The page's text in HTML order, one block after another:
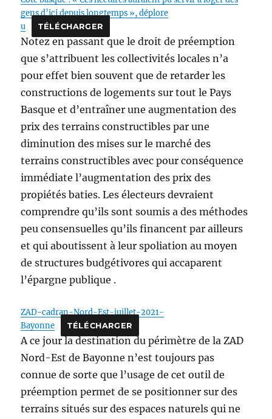
gens d’ici depuis longtemps », déplore
u
TÉLÉCHARGER
Notez en passant que le droit de préemption
que s’attribuent les collectivités locales n’a
pour effet bien souvent que de retarder les
constructions de logements sur tout le Pays
Basque et d’entraîner une augmentation des
prix des terrains constructibles par une
diminution des mises sur le marché des
terrains constructibles avec pour conséquence
immédiate l’augmentation des prix des
propiétés baties. Les électeurs devraient
comprendre qu’ils sont soumis a des méthodes
peu consensuelles qu’ils financent par ailleurs
et qui aboutissent à leur spoliation au moyen
de structures budgétivores qui accaparent
l’épargne publique .
ZAD-cadran-Nord-Est-juillet-2021-
Bayonne
TÉLÉCHARGER
A ce jour la destination du périmètre de la ZAD
Nord-Est de Bayonne n’est toujours pas
connue de sorte que l’usage de cet outil de
préemption permet de se positionner sur des
terrains situés sur des espaces naturels qui ne